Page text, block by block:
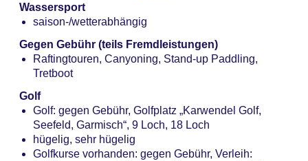
Wassersport
saison-/wetterabhängig
Gegen Gebühr (teils Fremdleistungen)
Raftingtouren, Canyoning, Stand-up Paddling,
Tretboot
Golf
Golf: gegen Gebühr, Golfplatz „Karwendel Golf,
Seefeld, Garmisch“, 9 Loch, 18 Loch
hügelig, sehr hügelig
Golfkurse vorhanden: gegen Gebühr, Verleih: